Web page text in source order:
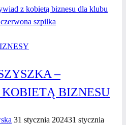
–
BIZNESU
31 stycznia 202431 stycznia